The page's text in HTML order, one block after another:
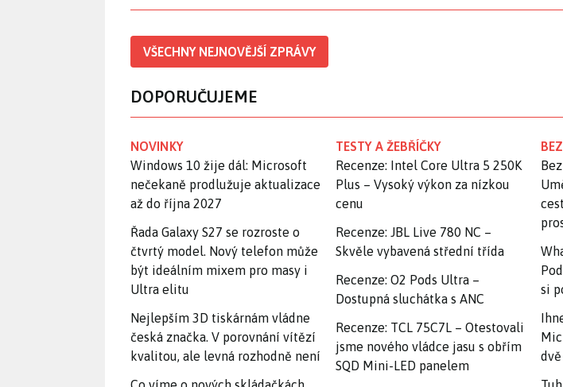
VŠECHNY NEJNOVĚJŠÍ ZPRÁVY
DOPORUČUJEME
NOVINKY
Windows 10 žije dál: Microsoft
nečekaně prodlužuje aktualizace
až do října 2027
Řada Galaxy S27 se rozroste o
čtvrtý model. Nový telefon může
být ideálním mixem pro masy i
Ultra elitu
Nejlepším 3D tiskárnám vládne
česká značka. V porovnání vítězí
kvalitou, ale levná rozhodně není
TESTY A ŽEBŘÍČKY
Recenze: Intel Core Ultra 5 250K
Plus – Vysoký výkon za nízkou
cenu
Recenze: JBL Live 780 NC –
Skvěle vybavená střední třída
Recenze: O2 Pods Ultra –
Dostupná sluchátka s ANC
Recenze: TCL 75C7L – Otestovali
jsme nového vládce jasu s obřím
SQD Mini-LED panelem
si